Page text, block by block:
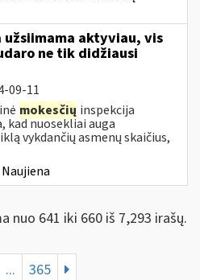
aktyviau, vis
ne tik didžiausi
09-11
mokesčių inspekcija
kad nuosekliai auga
vykdančių asmenų skaičius,
Naujiena
nuo 641 iki 660 iš 7,293 irašų.
... 365